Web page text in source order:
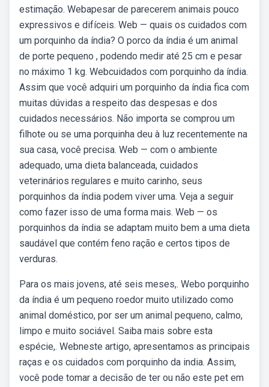
estimação. Webapesar de parecerem animais pouco
expressivos e difíceis. Web — quais os cuidados com
um porquinho da índia? O porco da índia é um animal
de porte pequeno , podendo medir até 25 cm e pesar
no máximo 1 kg. Webcuidados com porquinho da índia.
Assim que você adquiri um porquinho da índia fica com
muitas dúvidas a respeito das despesas e dos
cuidados necessários. Não importa se comprou um
filhote ou se uma porquinha deu à luz recentemente na
sua casa, você precisa. Web — com o ambiente
adequado, uma dieta balanceada, cuidados
veterinários regulares e muito carinho, seus
porquinhos da índia podem viver uma. Veja a seguir
como fazer isso de uma forma mais. Web — os
porquinhos da índia se adaptam muito bem a uma dieta
saudável que contém feno ração e certos tipos de
verduras.
Para os mais jovens, até seis meses,. Webo porquinho
da índia é um pequeno roedor muito utilizado como
animal doméstico, por ser um animal pequeno, calmo,
limpo e muito sociável. Saiba mais sobre esta
espécie,. Webneste artigo, apresentamos as principais
raças e os cuidados com porquinho da india. Assim,
você pode tomar a decisão de ter ou não este pet em